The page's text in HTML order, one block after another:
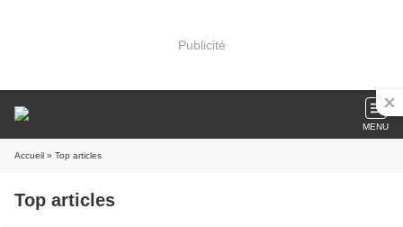
Publicité
MENU
Accueil » Top articles
Top articles